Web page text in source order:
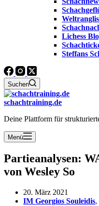
Lichess
Steffans
Suchen
schachtraining.de
Deine Plattform für
Menü
Partieanalysen:
von Wesley So
20. März 2021
IM Georgios Souleidis,